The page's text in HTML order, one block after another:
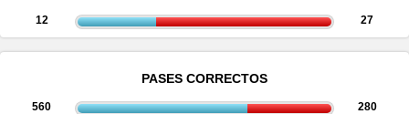
12 27
PASES CORRECTOS
560 280